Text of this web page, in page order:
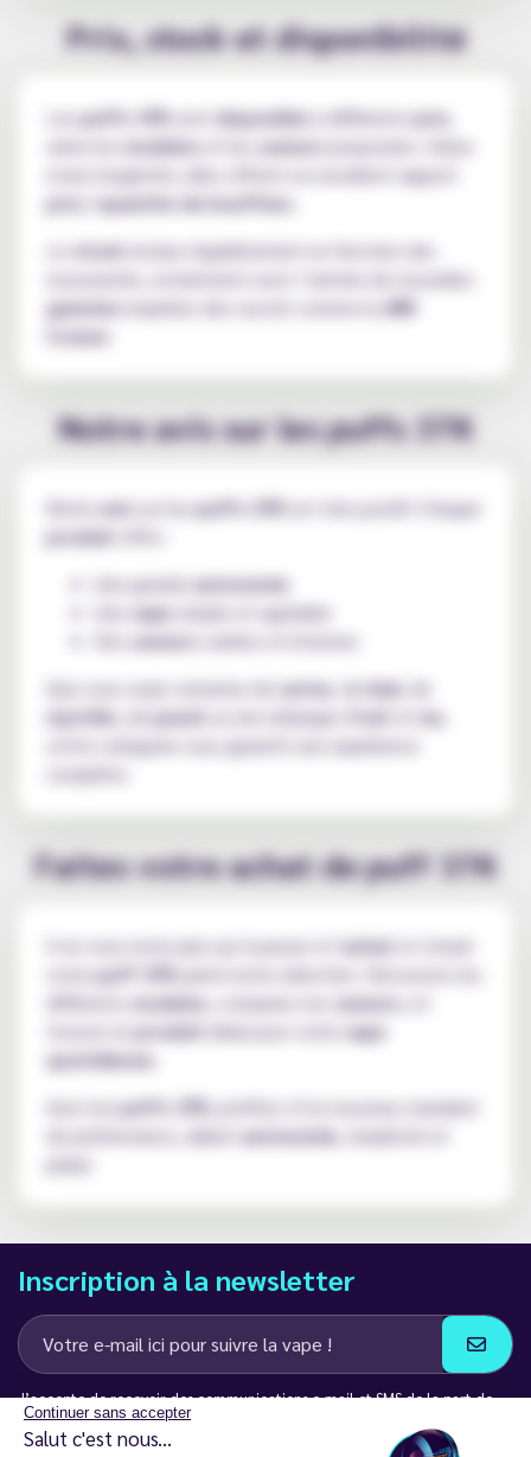
Continuer sans accepter
Salut c'est nous...
Prix, stock et disponibilité
Lespuffs 37K sont disponible à différentsprix
modeles saveurs
à leur longévité, elles offrent un excellent rapport
prix / quantite de bouffees
stockévolue régulièrement en fonction des
nouveautés, notamment avec l’arrivée de nouvelles
gammes
inspirées des succès comme la
JNR
Cruiser
Notre avis sur les puffs 37K
Notreavis sur lespuffs 37K est très positif. Chaque
produit
Une grandeautonomie
vape
simple et agréable
saveurs
variées et intenses
Que vous soyez amateur de cerise , dekiwi, de
myrtille
peach fruit ice
cette catégorie vous garantit une expérience
complète.
Faites votre achat de puff 37K
Il ne vous reste plus qu’à passer à l’ achat et choisir
puff 37K
modeles saveurs
produit
vape
quotidienne
Avec lespuffs 37K , profitez d’un nouveau standard
autonomie
Inscription à la newsletter
J’accepte de recevoir des communications e-mail et SMS de la part de
LD Groupe